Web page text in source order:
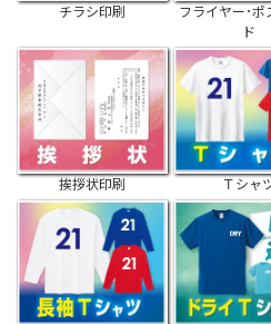
チラシ印刷
フライヤー･ポ
ド
挨拶状印刷 Ｔシャ